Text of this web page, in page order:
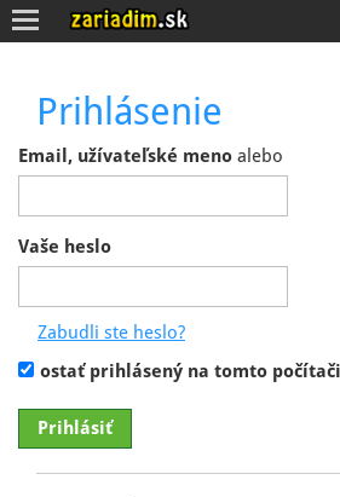
Toggle
navigation
Prihlásenie
Email, užívateľské meno alebo
Vaše heslo
ostať prihlásený na tomto počítači